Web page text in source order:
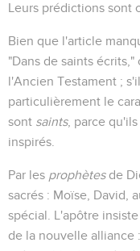
Leurs prédictions sont
Bien que l'article
"Dans de saints
l'Ancien Testament ;
particulièrement le
sont saints, parce
inspirés.
Par les prophètesde
sacrés : Moïse, David,
spécial. L'apôtre
de la nouvelle alliance